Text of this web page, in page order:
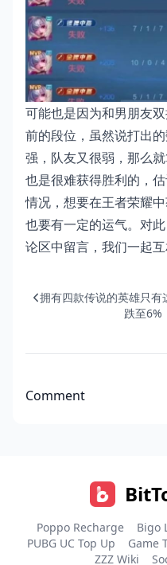
可能也是因为和男朋友
前的段位，虽然说打出
强，队友又很弱，那么
也是很难获得胜利的，
情况，想要在王者荣耀
也要有一定的运气。对
论区中留言，我们一起互
拥有四款传说的英雄只有
跌至6%
Comment
Poppo Recharge Bigo
PUBG UC Top Up
Game
ZZZ Wiki